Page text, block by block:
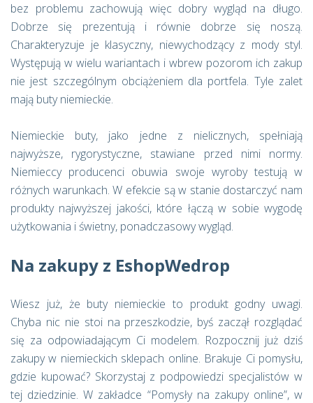
bez problemu zachowują więc dobry wygląd na długo.
Dobrze się prezentują i równie dobrze się noszą.
Charakteryzuje je klasyczny, niewychodzący z mody styl.
Występują w wielu wariantach i wbrew pozorom ich zakup
nie jest szczególnym obciążeniem dla portfela. Tyle zalet
mają buty niemieckie.
Niemieckie buty, jako jedne z nielicznych, spełniają
najwyższe, rygorystyczne, stawiane przed nimi normy.
Niemieccy producenci obuwia swoje wyroby testują w
różnych warunkach. W efekcie są w stanie dostarczyć nam
produkty najwyższej jakości, które łączą w sobie wygodę
użytkowania i świetny, ponadczasowy wygląd.
Na zakupy z EshopWedrop
Wiesz już, że buty niemieckie to produkt godny uwagi.
Chyba nic nie stoi na przeszkodzie, byś zaczął rozglądać
się za odpowiadającym Ci modelem. Rozpocznij już dziś
zakupy w niemieckich sklepach online. Brakuje Ci pomysłu,
gdzie kupować? Skorzystaj z podpowiedzi specjalistów w
tej dziedzinie. W zakładce “Pomysły na zakupy online”, w